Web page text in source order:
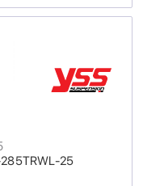
25